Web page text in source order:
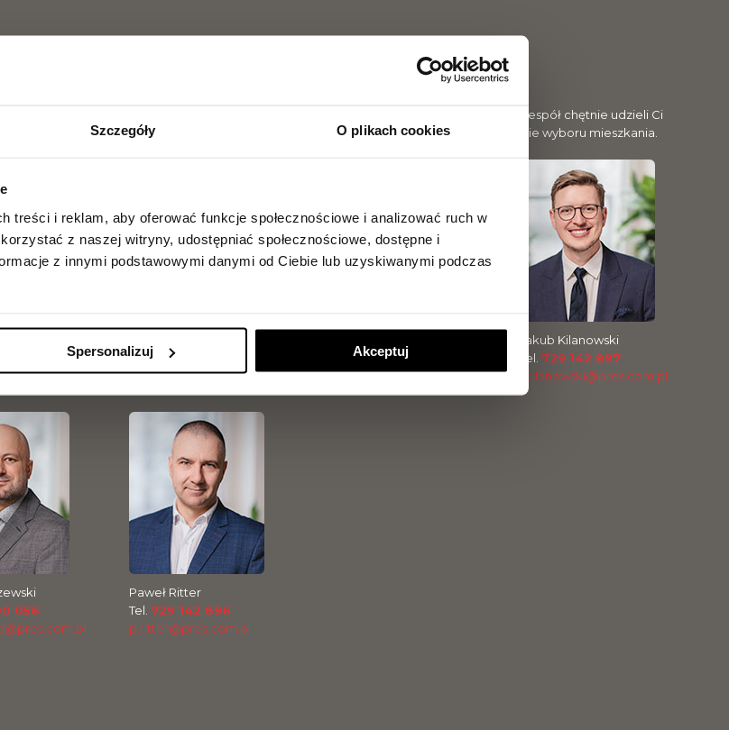
Szczegóły O plikach cookies
treści i reklam, aby oferować funkcje społecznościowe i analizować ruch w
z naszej witryny, udostępniać społecznościowe, dostępne i
z innymi podstawowymi danymi od Ciebie lub uzyskiwanymi podczas
Spersonalizuj Akceptuj
067 878
Zainteresowany zakupem lub rezerwacją mieszkania? Nasz zespół chętnie udzieli Ci
wszystkich niezbędnych informacji i pomoże na każdym etapie wyboru mieszkania.
Tel.504 099 770
m.olszewska@pres.com.pl
889 889 056
j.makowiecki@pres.com.pl
Jakub Kilanowski
Tel. 729 142 897
j.kilanowski@pres.com.pl
056
Paweł Ritter
Tel. 729 142 896
p.ritter@pres.com.pl